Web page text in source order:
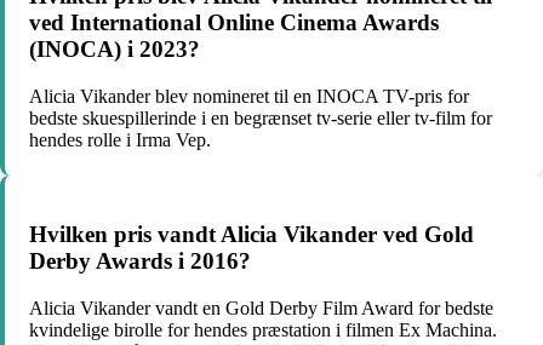
ved International Online Cinema Awards
(INOCA) i 2023?
Alicia Vikander blev nomineret til en INOCA TV-pris for
bedste skuespillerinde i en begrænset tv-serie eller tv-film for
hendes rolle i Irma Vep.
Hvilken pris vandt Alicia Vikander ved Gold
Derby Awards i 2016?
Alicia Vikander vandt en Gold Derby Film Award for bedste
kvindelige birolle for hendes præstation i filmen Ex Machina.